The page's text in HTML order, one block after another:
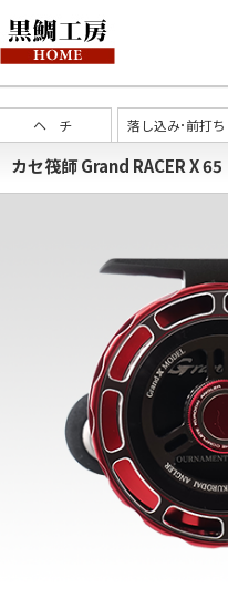
ヘ チ 落し込み･前打ち
カセ筏師 Grand RACER X 65